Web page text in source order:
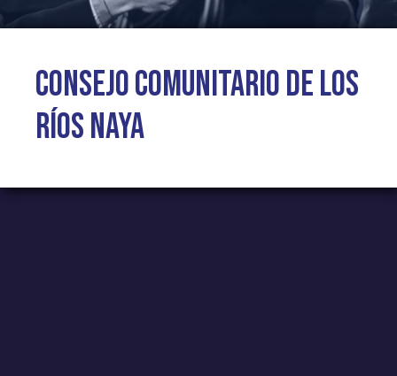
Consejo Comunitario de los
Ríos Naya